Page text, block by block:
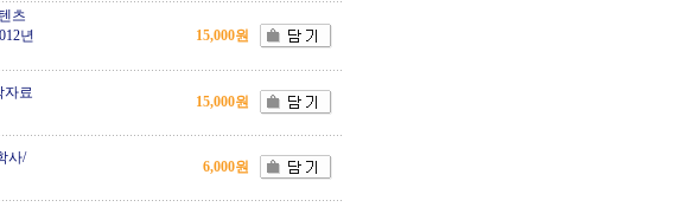
츠
년
15,000원
자료
15,000원
사/
6,000원